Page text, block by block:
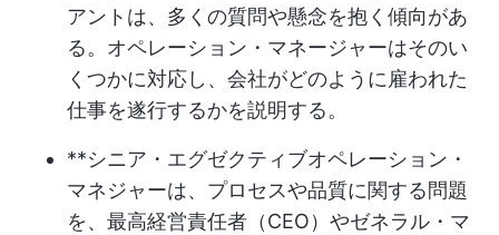
アントは、多くの質問や懸念を抱く傾向があ
る。オペレーション・マネージャーはそのい
くつかに対応し、会社がどのように雇われた
仕事を遂行するかを説明する。
**シニア・エグゼクティブオペレーション・
マネジャーは、プロセスや品質に関する問題
を、最高経営責任者（CEO）やゼネラル・マ